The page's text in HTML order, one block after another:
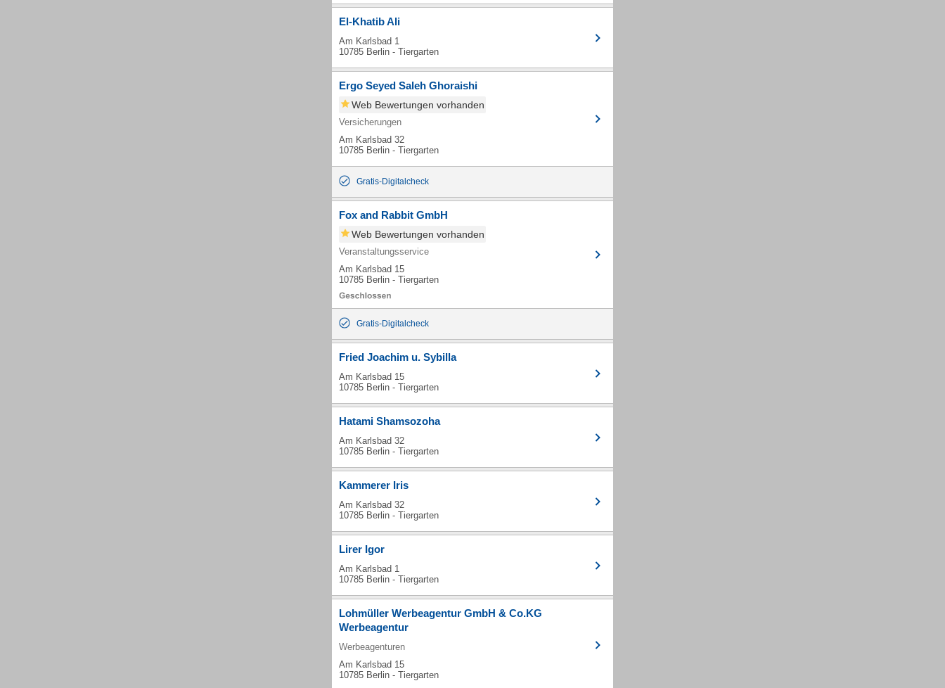
El-Khatib Ali
Am Karlsbad 1
10785 Berlin - Tiergarten
Ergo Seyed Saleh Ghoraishi
Web Bewertungen vorhanden
Versicherungen
Am Karlsbad 32
10785 Berlin - Tiergarten
Gratis-Digitalcheck
Fox and Rabbit GmbH
Web Bewertungen vorhanden
Veranstaltungsservice
Am Karlsbad 15
10785 Berlin - Tiergarten
Gratis-Digitalcheck
Fried Joachim u. Sybilla
Am Karlsbad 15
10785 Berlin - Tiergarten
Hatami Shamsozoha
Am Karlsbad 32
10785 Berlin - Tiergarten
Kammerer Iris
Am Karlsbad 32
10785 Berlin - Tiergarten
Lirer Igor
Am Karlsbad 1
10785 Berlin - Tiergarten
Lohmüller Werbeagentur GmbH & Co.KG
Werbeagentur
Werbeagenturen
Am Karlsbad 15
10785 Berlin - Tiergarten